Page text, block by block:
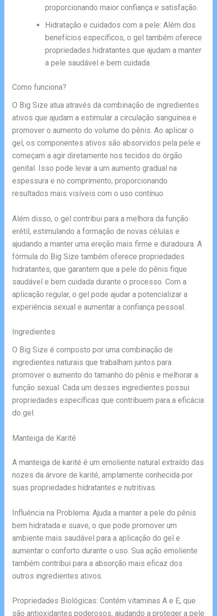
proporcionando maior confiança e satisfação.
Hidratação e cuidados com a pele: Além dos
benefícios específicos, o gel também oferece
propriedades hidratantes que ajudam a manter
a pele saudável e bem cuidada.
Como funciona?
O Big Size atua através da combinação de ingredientes
ativos que ajudam a estimular a circulação sanguínea e
promover o aumento do volume do pênis. Ao aplicar o
gel, os componentes ativos são absorvidos pela pele e
começam a agir diretamente nos tecidos do órgão
genital. Isso pode levar a um aumento gradual na
espessura e no comprimento, proporcionando
resultados mais visíveis com o uso contínuo.
Além disso, o gel contribui para a melhora da função
erétil, estimulando a formação de novas células e
ajudando a manter uma ereção mais firme e duradoura. A
fórmula do Big Size também oferece propriedades
hidratantes, que garantem que a pele do pênis fique
saudável e bem cuidada durante o processo. Com a
aplicação regular, o gel pode ajudar a potencializar a
experiência sexual e aumentar a confiança pessoal.
Ingredientes
O Big Size é composto por uma combinação de
ingredientes naturais que trabalham juntos para
promover o aumento do tamanho do pênis e melhorar a
função sexual. Cada um desses ingredientes possui
propriedades específicas que contribuem para a eficácia
do gel.
Manteiga de Karité
A manteiga de karité é um emoliente natural extraído das
nozes da árvore de karité, amplamente conhecida por
suas propriedades hidratantes e nutritivas.
Influência na Problema: Ajuda a manter a pele do pênis
bem hidratada e suave, o que pode promover um
ambiente mais saudável para a aplicação do gel e
aumentar o conforto durante o uso. Sua ação emoliente
também contribui para a absorção mais eficaz dos
outros ingredientes ativos.
Propriedades Biológicas: Contém vitaminas A e E, que
são antioxidantes poderosos, ajudando a proteger a pele